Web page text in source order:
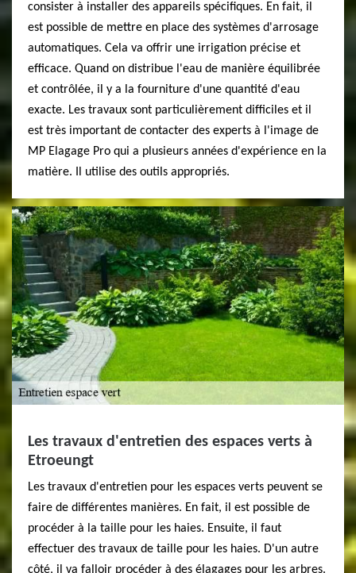
consister à installer des appareils spécifiques. En fait, il
est possible de mettre en place des systèmes d'arrosage
automatiques. Cela va offrir une irrigation précise et
efficace. Quand on distribue l'eau de manière équilibrée
et contrôlée, il y a la fourniture d'une quantité d'eau
exacte. Les travaux sont particulièrement difficiles et il
est très important de contacter des experts à l'image de
MP Elagage Pro qui a plusieurs années d'expérience en la
matière. Il utilise des outils appropriés.
Les travaux d'entretien des espaces verts à
Etroeungt
Les travaux d'entretien pour les espaces verts peuvent se
faire de différentes manières. En fait, il est possible de
procéder à la taille pour les haies. Ensuite, il faut
effectuer des travaux de taille pour les haies. D'un autre
côté, il va falloir procéder à des élagages pour les arbres.